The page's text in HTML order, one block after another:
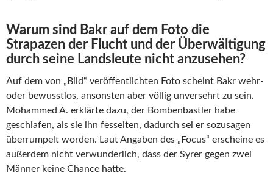
Warum sind Bakr auf dem Foto die
Strapazen der Flucht und der Überwältigung
durch seine Landsleute nicht anzusehen?
Auf dem von „Bild“ veröffentlichten Foto scheint Bakr wehr-
oder bewusstlos, ansonsten aber völlig unversehrt zu sein.
Mohammed A. erklärte dazu, der Bombenbastler habe
geschlafen, als sie ihn fesselten, dadurch sei er sozusagen
überrumpelt worden. Laut Angaben des „Focus“ erscheine es
außerdem nicht verwunderlich, dass der Syrer gegen zwei
Männer keine Chance hatte.